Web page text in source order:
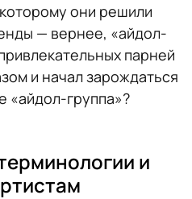
они решили
— вернее, «айдол-
парней
и начал зарождаться
«айдол-группа»?
и